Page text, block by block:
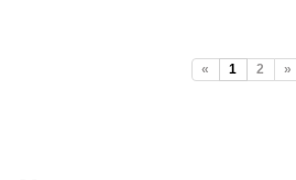
« 1 2 »